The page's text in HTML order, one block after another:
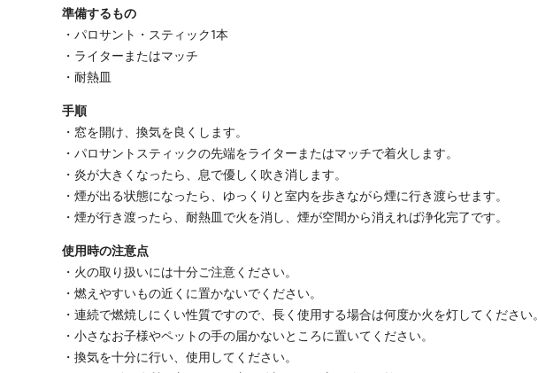
準備するもの
・パロサント・スティック1本
・ライターまたはマッチ
・耐熱皿
手順
・窓を開け、換気を良くします。
・パロサントスティックの先端をライターまたはマッチで着火します。
・炎が大きくなったら、息で優しく吹き消します。
・煙が出る状態になったら、ゆっくりと室内を歩きながら煙に行き渡らせます。
・煙が行き渡ったら、耐熱皿で火を消し、煙が空間から消えれば浄化完了です。
使用時の注意点
・火の取り扱いには十分ご注意ください。
・燃えやすいもの近くに置かないでください。
・連続で燃焼しにくい性質ですので、長く使用する場合は何度か火を灯してください。
・小さなお子様やペットの手の届かないところに置いてください。
・換気を十分に行い、使用してください。